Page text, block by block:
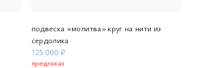
подвеска «молитва» круг на нити из
сердолика
125 000 ₽
предзаказ